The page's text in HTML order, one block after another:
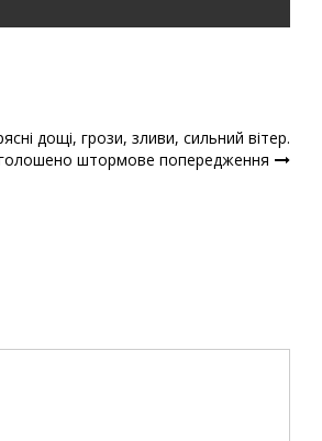
дощі, грози, зливи, сильний вітер.
штормове попередження